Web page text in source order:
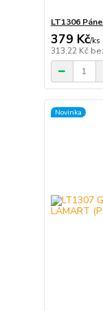
LT1306
379 Kč/ks
313,22 Kč
Novinka